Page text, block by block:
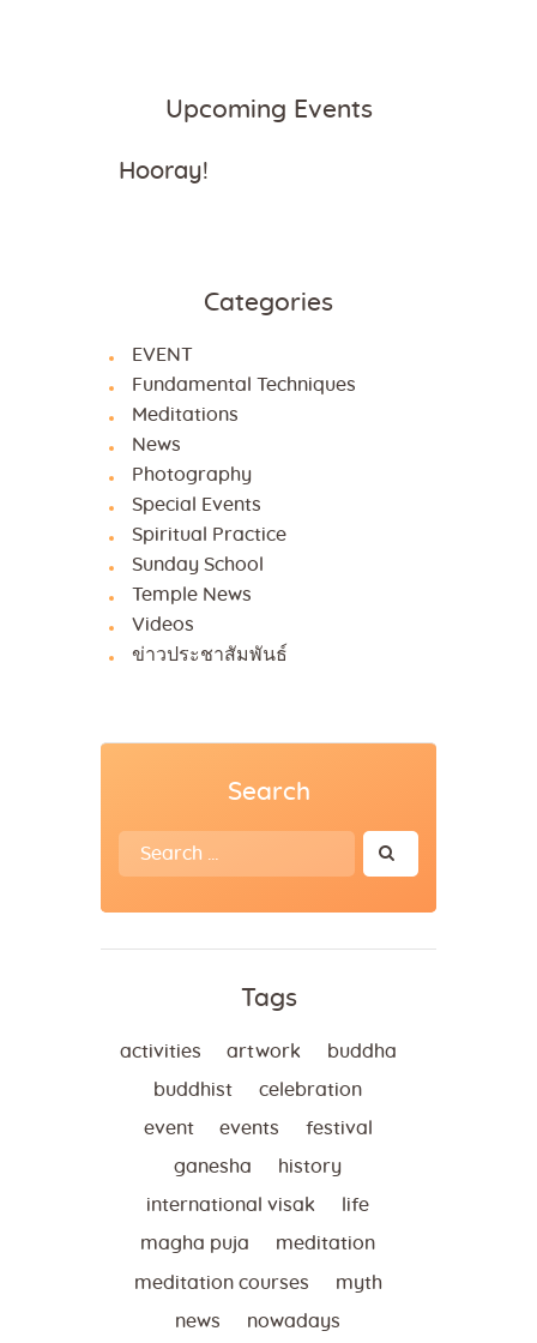
Upcoming Events
Hooray!
Categories
EVENT
Fundamental Techniques
Meditations
News
Photography
Special Events
Spiritual Practice
Sunday School
Temple News
Videos
ข่าวประชาสัมพันธ์
Search
Search
for:
Tags
activities artwork buddha
buddhist celebration
event events festival
ganesha history
international visak life
magha puja meditation
meditation courses myth
news nowadays